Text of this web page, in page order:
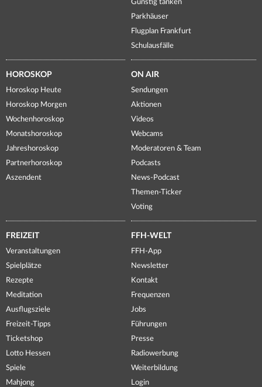
Günstig tanken
Parkhäuser
Flugplan Frankfurt
Schulausfälle
HOROSKOP
Horoskop Heute
Horoskop Morgen
Wochenhoroskop
Monatshoroskop
Jahreshoroskop
Partnerhoroskop
Aszendent
ON AIR
Sendungen
Aktionen
Videos
Webcams
Moderatoren & Team
Podcasts
News-Podcast
Themen-Ticker
Voting
FREIZEIT
Veranstaltungen
Spielplätze
Rezepte
Meditation
Ausflugsziele
Freizeit-Tipps
Ticketshop
Lotto Hessen
Spiele
Mahjong
FFH-WELT
FFH-App
Newsletter
Kontakt
Frequenzen
Jobs
Führungen
Presse
Radiowerbung
Weiterbildung
Login